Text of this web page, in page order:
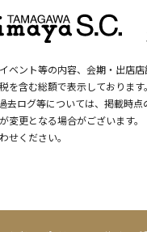
ベント等の内容、会期・出店
を含む総額で表示しております。
去ログ等については、掲載時
変更となる場合がございます。
せください。